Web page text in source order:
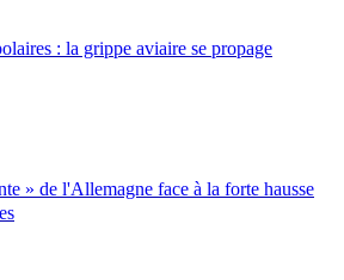
: la grippe aviaire se propage
» de l'Allemagne face à la forte hausse